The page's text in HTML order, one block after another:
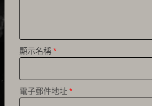
顯示名稱 *
電子郵件地址 *